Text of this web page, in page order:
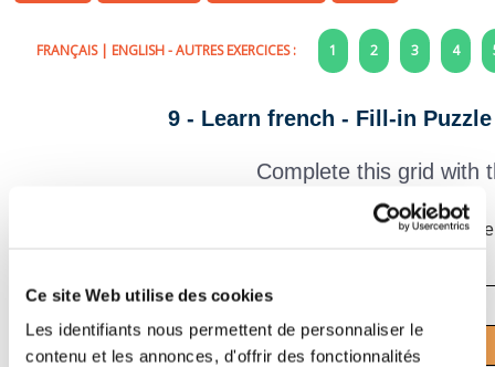
Ce site Web utilise des cookies
Les identifiants nous permettent de personnaliser le
contenu et les annonces, d'offrir des fonctionnalités
FRANÇAIS| ENGLISH- AUTRES EXERCICES : 1 2 3 4
9 - Learn french - Fill-in
Complete this grid with
Click on the words to cross out them off the list once you
Vérifier